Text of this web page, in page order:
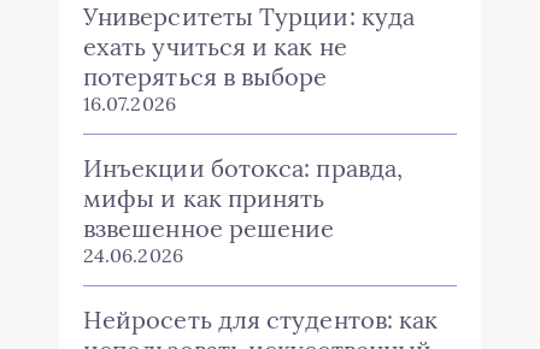
Университеты Турции: куда
ехать учиться и как не
потеряться в выборе
16.07.2026
Инъекции ботокса: правда,
мифы и как принять
взвешенное решение
24.06.2026
Нейросеть для студентов: как